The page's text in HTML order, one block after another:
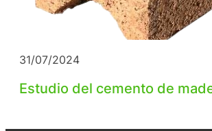
31/07/2024
Estudio del cemento de